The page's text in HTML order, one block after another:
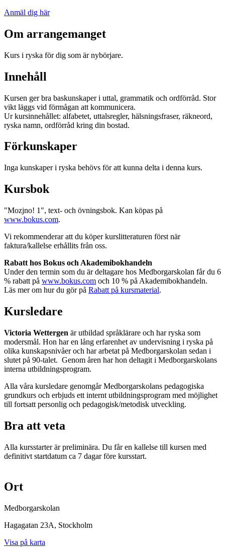
Anmäl dig här
Om arrangemanget
Kurs i ryska för dig som är nybörjare.
Innehåll
Kursen ger bra baskunskaper i uttal, grammatik och ordförråd. Stor
vikt läggs vid förmågan att kommunicera.
Ur kursinnehållet: alfabetet, uttalsregler, hälsningsfraser, räkneord,
ryska namn, ordförråd kring din bostad.
Förkunskaper
Inga kunskaper i ryska behövs för att kunna delta i denna kurs.
Kursbok
"Mozjno! 1", text- och övningsbok. Kan köpas på
www.bokus.com.
Vi rekommenderar att du köper kurslitteraturen först när
faktura/kallelse erhållits från oss.
Rabatt hos Bokus och Akademibokhandeln
Under den termin som du är deltagare hos Medborgarskolan får du 6
% rabatt på www.bokus.com och 10 % på Akademibokhandeln.
Läs mer om hur du gör på Rabatt på kursmaterial.
Kursledare
Victoria Wettergen är utbildad språklärare och har ryska som
modersmål. Hon har en lång erfarenhet av undervisning i ryska på
olika kunskapsnivåer och har arbetat på Medborgarskolan sedan i
slutet på 90-talet. Genom åren har hon deltagit i Medborgarskolans
interna utbildningsprogram.
Alla våra kursledare genomgår Medborgarskolans pedagogiska
grundkurs och erbjuds ett internt utbildningsprogram med möjlighet
till fortsatt personlig och pedagogisk/metodisk utveckling.
Bra att veta
Alla kursstarter är preliminära. Du får en kallelse till kursen med
definitivt startdatum ca 7 dagar före kursstart.
Ort
Medborgarskolan
Hagagatan 23A, Stockholm
Visa på karta